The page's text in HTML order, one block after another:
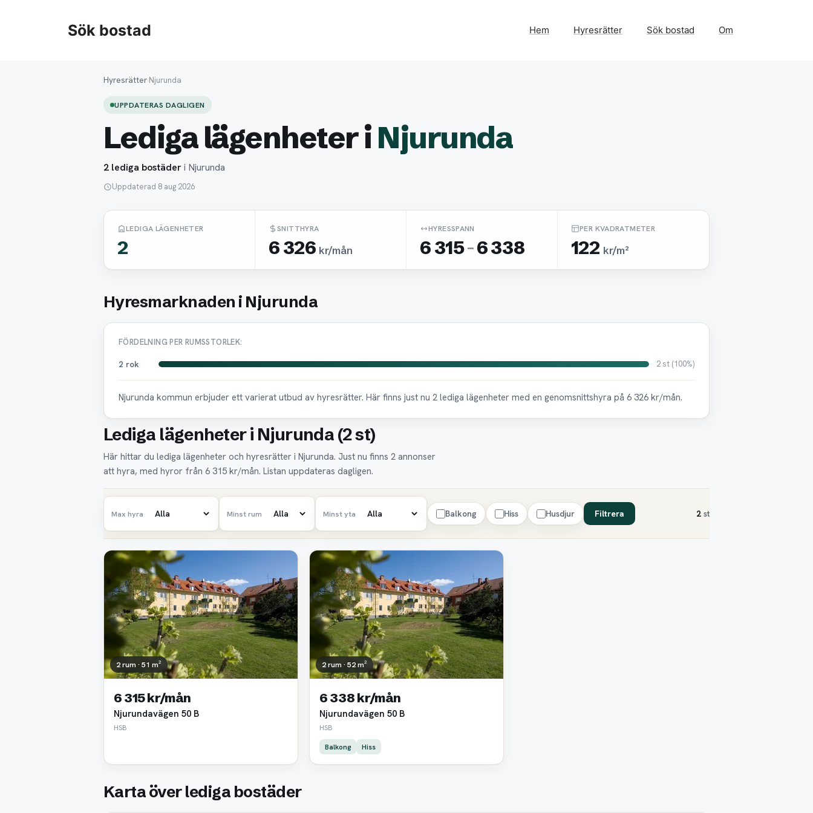
Sök bostad Hem Hyresrätter Sök bostad Om
Hyresrätter›Njurunda
UPPDATERAS DAGLIGEN
Lediga lägenheter iNjurunda
2 lediga bostäderi Njurunda
Uppdaterad 8 aug 2026
LEDIGA LÄGENHETER
2
SNITTHYRA
6 326 kr/mån
HYRESSPANN
6 315-6 338
PER KVADRATMETER
122 kr/m²
Hyresmarknaden i Njurunda
FÖRDELNING PER RUMSSTORLEK:
2 rok 2 st (100%)
Njurunda kommun erbjuder ett varierat utbud av hyresrätter. Här finns just nu 2 lediga lägenheter med en genomsnittshyra på 6 326 kr/mån.
Lediga lägenheter i Njurunda (2 st)
Här hittar du lediga lägenheter och hyresrätter i Njurunda. Just nu finns 2 annonser
att hyra, med hyror från 6 315 kr/mån. Listan uppdateras dagligen.
Max hyra Minst rum Minst yta Balkong Hiss Husdjur Filtrera 2 st
2 rum · 51 m²
6 315 kr/mån
Njurundavägen 50 B
HSB
2 rum · 52 m²
6 338 kr/mån
Njurundavägen 50 B
HSB
Balkong Hiss
Karta över lediga bostäder